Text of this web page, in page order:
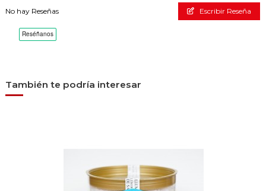
No hay Reseñas Escribir Reseña
También te podría interesar